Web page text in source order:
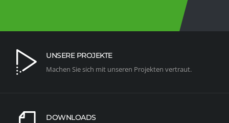
UNSERE PROJEKTE
Machen Sie sich mit unseren Projekten vertraut.
DOWNLOADS